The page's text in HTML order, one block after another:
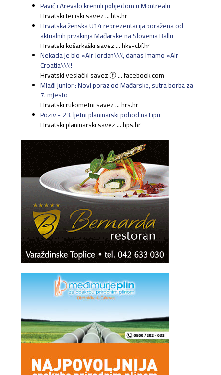
Pavić i Arevalo krenuli pobjedom u Montrealu
Hrvatski teniski savez ... hts.hr
Hrvatska ženska U14 reprezentacija poražena od
aktualnih prvakinja Mađarske na Slovenia Ballu
Hrvatski košarkaški savez ... hks-cbf.hr
Nekada je bio »Air Jordan\\\', danas imamo »Air
Croatia\\\'!
Hrvatski veslački savez ⓕ ... facebook.com
Mlađi juniori: Novi poraz od Mađarske, sutra borba za
7. mjesto
Hrvatski rukometni savez ... hrs.hr
Poziv - 23. ljetni planinarski pohod na Lipu
Hrvatski planinarski savez ... hps.hr